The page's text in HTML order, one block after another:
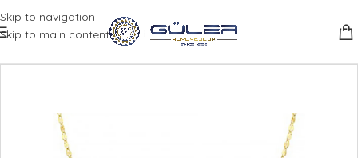
Skip to navigation
Skip to main content